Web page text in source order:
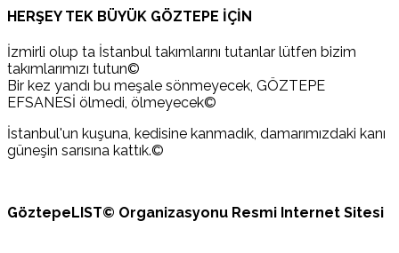
HERŞEY TEK BÜYÜK GÖZTEPE İÇİN
İzmirli olup ta İstanbul takımlarını tutanlar lütfen bizim
takımlarımızı tutun©
Bir kez yandı bu meşale sönmeyecek, GÖZTEPE
EFSANESİ ölmedi, ölmeyecek©
İstanbul'un kuşuna, kedisine kanmadık, damarımızdaki kanı
güneşin sarısına kattık.©
GöztepeLIST© Organizasyonu Resmi Internet Sitesi